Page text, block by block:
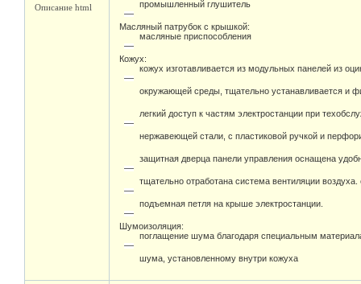
Описание html промышленный глушитель
Масляный патрубок с крышкой:
масляные приспособления
Кожух:
кожух изготавливается из модульных панелей из
окружающей среды, тщательно устанавливается и
легкий доступ к частям электростанции при
нержавеющей стали, с пластиковой ручкой и
защитная дверца панели управления оснащена
тщательно отработана система вентиляции
подъемная петля на крыше электростанции.
Шумоизоляция:
поглащение шума благодаря специальным
шума, установленному внутри кожуха